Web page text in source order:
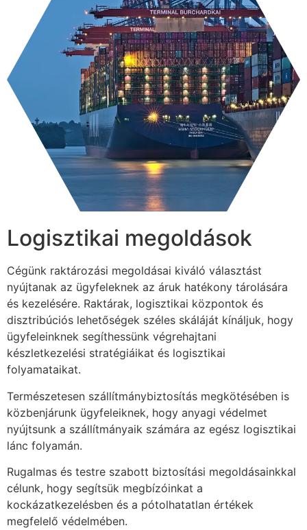
Logisztikai megoldások
Cégünk raktározási megoldásai kiváló választást
nyújtanak az ügyfeleknek az áruk hatékony tárolására
és kezelésére. Raktárak, logisztikai központok és
disztribúciós lehetőségek széles skáláját kínáljuk, hogy
ügyfeleinknek segíthessünk végrehajtani
készletkezelési stratégiáikat és logisztikai
folyamataikat.
Természetesen szállítmánybiztosítás megkötésében is
közbenjárunk ügyfeleiknek, hogy anyagi védelmet
nyújtsunk a szállítmányaik számára az egész logisztikai
lánc folyamán.
Rugalmas és testre szabott biztosítási megoldásainkkal
célunk, hogy segítsük megbízóinkat a
kockázatkezelésben és a pótolhatatlan értékek
megfelelő védelmében.